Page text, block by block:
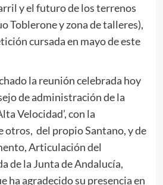
y el futuro de los terrenos
Toblerone y zona de talleres),
cursada en mayo de este
la reunión celebrada hoy
de administración de la
Velocidad’, con la
otros, del propio Santano, y de
Articulación del
de la Junta de Andalucía,
ha agradecido su presencia en